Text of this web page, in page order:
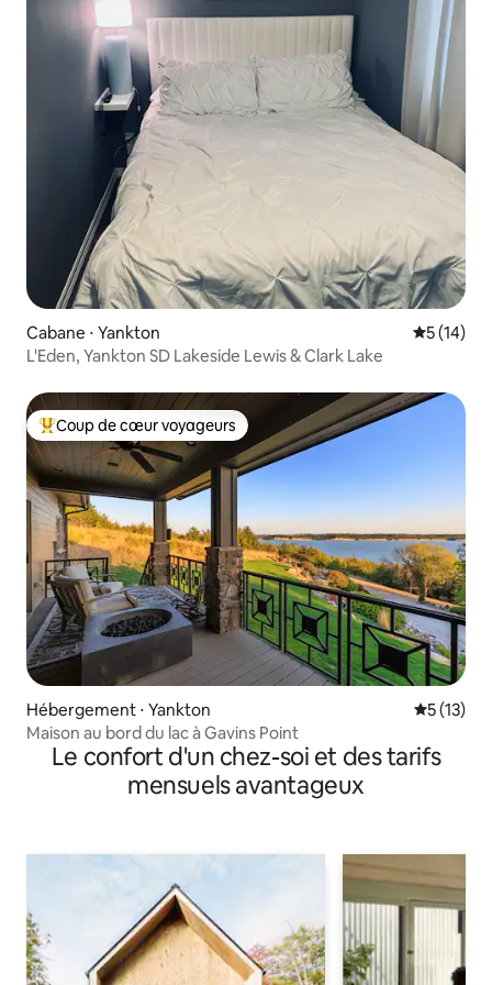
Cabane ⋅ Yankton
5 (14)
L'Eden, Yankton SD Lakeside Lewis & Clark Lake
Coups de cœur voyageurs les plus appréciés
Coup de cœur voyageurs
Hébergement ⋅ Yankton
5 (13)
Maison au bord du lac à Gavins Point
Le confort d'un chez-soi et des tarifs
mensuels avantageux